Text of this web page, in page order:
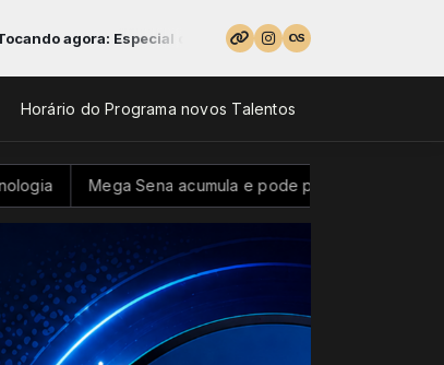
da semana - Parte 4
Horário do Programa novos Talentos
acumula e pode pagar R$ 100 milhões neste domingo